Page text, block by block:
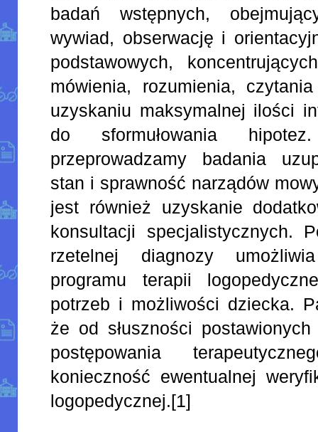
badań wstępnych,
wywiad, obserwację i
podstawowych,
mówienia, rozumienia,
uzyskaniu maksymalnej ilości
do sformułowania
przeprowadzamy badania
stan i sprawność narządów
jest również uzyskanie
konsultacji specjalistycznych.
rzetelnej diagnozy
programu terapii
potrzeb i możliwości dziecka.
że od słuszności
postępowania
konieczność ewentualnej
logopedycznej.[1]